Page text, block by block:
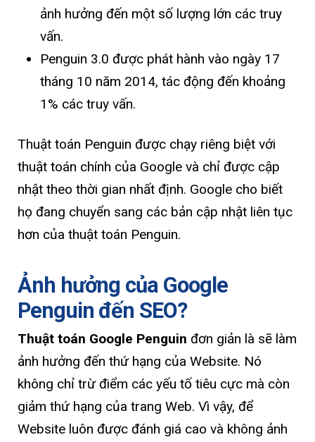
ảnh hưởng đến một số lượng lớn các truy
vấn.
Penguin 3.0 được phát hành vào ngày 17
tháng 10 năm 2014, tác động đến khoảng
1% các truy vấn.
Thuật toán Penguin được chạy riêng biệt với
thuật toán chính của Google và chỉ được cập
nhật theo thời gian nhất định. Google cho biết
họ đang chuyển sang các bản cập nhật liên tục
hơn của thuật toán Penguin.
Ảnh hưởng của Google
Penguin đến SEO?
Thuật toán Google Penguin đơn giản là sẽ làm
ảnh hưởng đến thứ hạng của Website. Nó
không chỉ trừ điểm các yếu tố tiêu cực mà còn
giảm thứ hạng của trang Web. Vì vậy, để
Website luôn được đánh giá cao và không ảnh